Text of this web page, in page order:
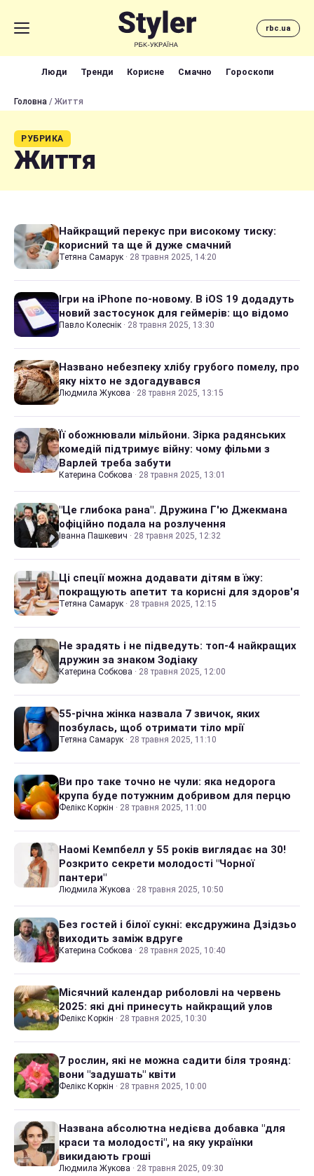
rbc.ua
Люди Тренди Корисне Смачно Гороскопи
Головна / Життя
РУБРИКА
Життя
Найкращий перекус при високому тиску:
корисний та ще й дуже смачний
Тетяна Самарук · 28 травня 2025, 14:20
Ігри на iPhone по-новому. В iOS 19 додадуть
новий застосунок для геймерів: що відомо
Павло Колеснік · 28 травня 2025, 13:30
Названо небезпеку хлібу грубого помелу, про
яку ніхто не здогадувався
Людмила Жукова · 28 травня 2025, 13:15
Її обожнювали мільйони. Зірка радянських
комедій підтримує війну: чому фільми з
Варлей треба забути
Катерина Собкова · 28 травня 2025, 13:01
"Це глибока рана". Дружина Г'ю Джекмана
офіційно подала на розлучення
Іванна Пашкевич · 28 травня 2025, 12:32
Ці спеції можна додавати дітям в їжу:
покращують апетит та корисні для здоров'я
Тетяна Самарук · 28 травня 2025, 12:15
Не зрадять і не підведуть: топ-4 найкращих
дружин за знаком Зодіаку
Катерина Собкова · 28 травня 2025, 12:00
55-річна жінка назвала 7 звичок, яких
позбулась, щоб отримати тіло мрії
Тетяна Самарук · 28 травня 2025, 11:10
Ви про таке точно не чули: яка недорога
крупа буде потужним добривом для перцю
Фелікс Коркін · 28 травня 2025, 11:00
Наомі Кемпбелл у 55 років виглядає на 30!
Розкрито секрети молодості "Чорної
пантери"
Людмила Жукова · 28 травня 2025, 10:50
Без гостей і білої сукні: ексдружина Дзідзьо
виходить заміж вдруге
Катерина Собкова · 28 травня 2025, 10:40
Місячний календар риболовлі на червень
2025: які дні принесуть найкращий улов
Фелікс Коркін · 28 травня 2025, 10:30
7 рослин, які не можна садити біля троянд:
вони "задушать" квіти
Фелікс Коркін · 28 травня 2025, 10:00
Названа абсолютна недієва добавка "для
краси та молодості", на яку українки
викидають гроші
Людмила Жукова · 28 травня 2025, 09:30